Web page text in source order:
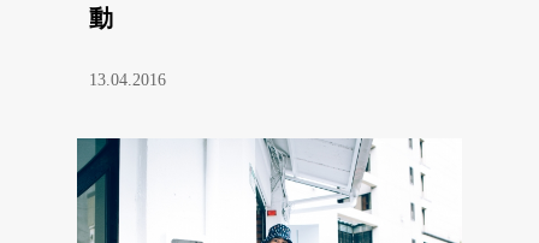
動
13.04.2016